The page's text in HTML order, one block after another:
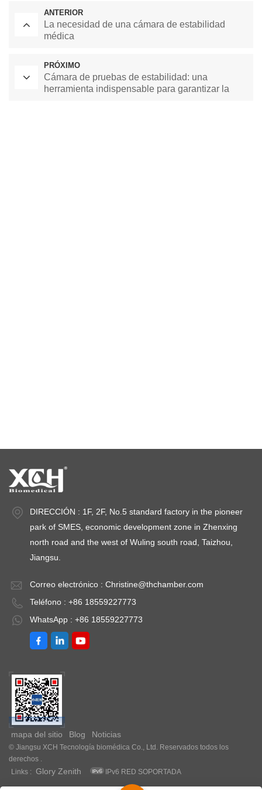
ANTERIOR
La necesidad de una cámara de estabilidad
médica
PRÓXIMO
Cámara de pruebas de estabilidad: una
herramienta indispensable para garantizar la
DIRECCIÓN : 1F, 2F, No.5 standard factory in the pioneer
park of SMES, economic development zone in Zhenxing
north road and the west of Wuling south road, Taizhou,
Jiangsu.
Correo electrónico : Christine@thchamber.com
Teléfono : +86 18559227773
WhatsApp : +86 18559227773
mapa del sitio Blog Noticias
© Jiangsu XCH Tecnología biomédica Co., Ltd. Reservados todos los
derechos .
Links :
Glory Zenith IPv6 RED SOPORTADA